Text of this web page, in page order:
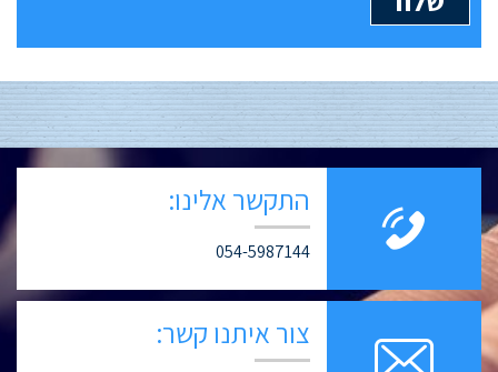
התקשר אלינו:
054-5987144
צור איתנו קשר: